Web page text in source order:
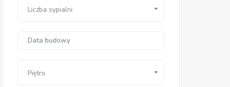
Liczba sypialni
Piętro